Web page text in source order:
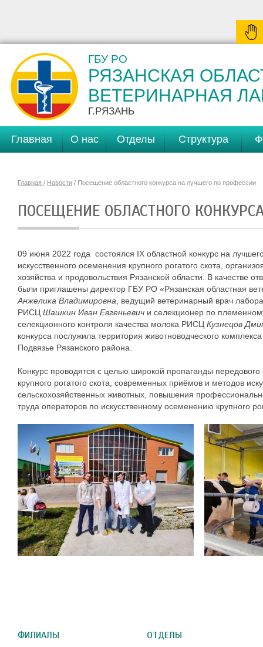
ГБУ РО
РЯЗАНСКАЯ
ВЕТЕРИНАРНАЯ
Г.РЯЗАНЬ
Главная О нас Отделы Структура
Главная / Новости / Посещение областного конкурса на лучшего по профессии
ПОСЕЩЕНИЕ ОБЛАСТНОГО
09 июня 2022 года состоялся IX областной конкурс на
искусственного осеменения крупного рогатого скота,
хозяйства и продовольствия Рязанской области.
В качестве
были приглашены директор ГБУ РО «Рязанская областная
Анжелика Владимировна , ведущий ветеринарный врач
РИСЦ Шашкин Иван Евгеньевич и селекционер по
селекционного контроля качества молока РИСЦ Кузнецов
конкурса послужила территория животноводческого
Подвязье Рязанского района.
Конкурс проводятся с целью широкой пропаганды передового
крупного рогатого скота, современных приёмов и методов
сельскохозяйственных животных, повышения
труда операторов по искусственному осеменению крупного
ФИЛИАЛЫ ОТДЕЛЫ